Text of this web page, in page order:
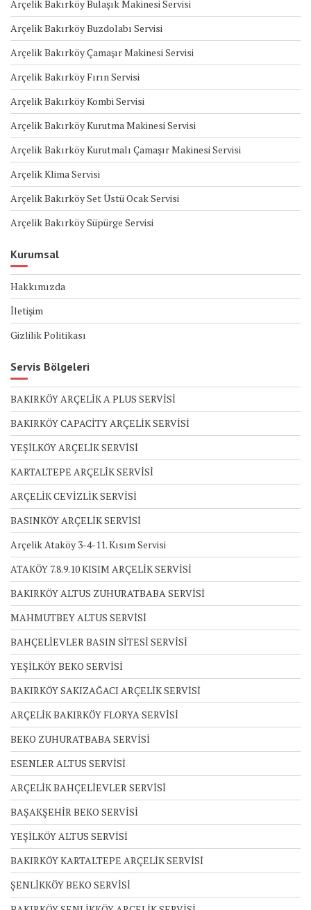
Arçelik Bakırköy Bulaşık Makinesi Servisi
Arçelik Bakırköy Buzdolabı Servisi
Arçelik Bakırköy Çamaşır Makinesi Servisi
Arçelik Bakırköy Fırın Servisi
Arçelik Bakırköy Kombi Servisi
Arçelik Bakırköy Kurutma Makinesi Servisi
Arçelik Bakırköy Kurutmalı Çamaşır Makinesi Servisi
Arçelik Klima Servisi
Arçelik Bakırköy Set Üstü Ocak Servisi
Arçelik Bakırköy Süpürge Servisi
Kurumsal
Hakkımızda
İletişim
Gizlilik Politikası
Servis Bölgeleri
BAKIRKÖY ARÇELİK A PLUS SERVİSİ
BAKIRKÖY CAPACİTY ARÇELİK SERVİSİ
YEŞİLKÖY ARÇELİK SERVİSİ
KARTALTEPE ARÇELİK SERVİSİ
ARÇELİK CEVİZLİK SERVİSİ
BASINKÖY ARÇELİK SERVİSİ
Arçelik Ataköy 3-4-11. Kısım Servisi
ATAKÖY 7.8.9.10 KISIM ARÇELİK SERVİSİ
BAKIRKÖY ALTUS ZUHURATBABA SERVİSİ
MAHMUTBEY ALTUS SERVİSİ
BAHÇELİEVLER BASIN SİTESİ SERVİSİ
YEŞİLKÖY BEKO SERVİSİ
BAKIRKÖY SAKIZAĞACI ARÇELİK SERVİSİ
ARÇELİK BAKIRKÖY FLORYA SERVİSİ
BEKO ZUHURATBABA SERVİSİ
ESENLER ALTUS SERVİSİ
ARÇELİK BAHÇELİEVLER SERVİSİ
BAŞAKŞEHİR BEKO SERVİSİ
YEŞİLKÖY ALTUS SERVİSİ
BAKIRKÖY KARTALTEPE ARÇELİK SERVİSİ
ŞENLİKKÖY BEKO SERVİSİ